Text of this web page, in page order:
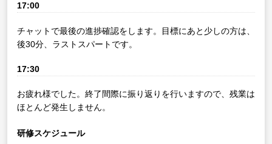
17:00
チャットで最後の進捗確認をします。目標にあと少しの方は、
後30分、ラストスパートです。
17:30
お疲れ様でした。終了間際に振り返りを行いますので、残業は
ほとんど発生しません。
研修スケジュール